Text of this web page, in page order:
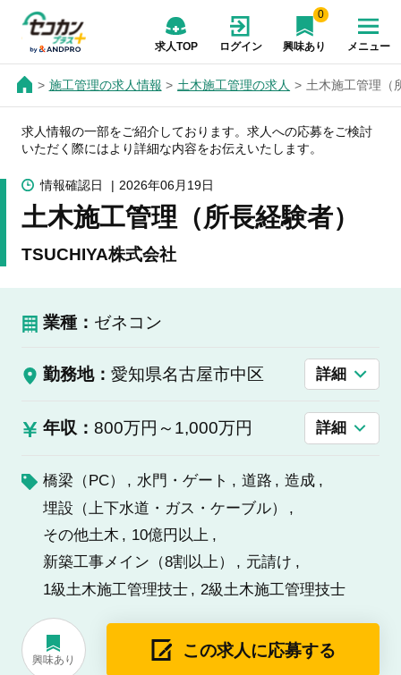
求人TOP ログイン
0
興味あり メニュー
施工管理の求人情報 土木施工管理の求人 土木施工管理（
求人情報の一部をご紹介しております。求人への応募をご検討
いただく際にはより詳細な内容をお伝えいたします。
情報確認日 2026年06月19日
土木施工管理（所長経験者）
TSUCHIYA株式会社
業種： ゼネコン
勤務地： 愛知県名古屋市中区 詳細
年収： 800万円～1,000万円 詳細
橋梁（PC） 水門・ゲート 道路
造成
埋設（上下水道・ガス・ケーブル）
その他土木
10億円以上
新築工事メイン（8割以上）
元請け
1級土木施工管理技士
2級土木施工管理技士
興味あり
この求人に応募する